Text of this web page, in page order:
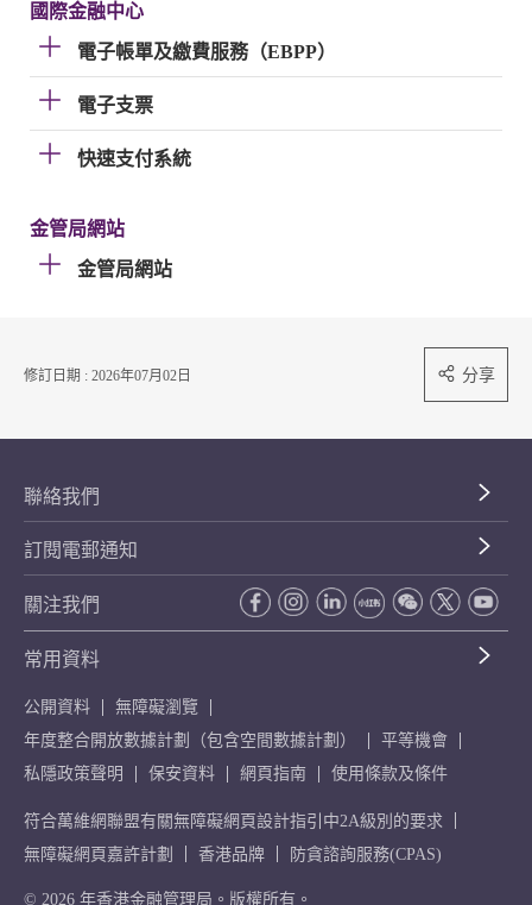
國際金融中心
電子帳單及繳費服務（EBPP）
電子支票
快速支付系統
金管局網站
金管局網站
修訂日期 : 2026年07月02日 分享
聯絡我們
訂閱電郵通知
關注我們
常用資料
公開資料
無障礙瀏覽
年度整合開放數據計劃（包含空間數據計劃）
平等機會
私隱政策聲明
保安資料 網頁指南 使用條款及條件
符合萬維網聯盟有關無障礙網頁設計指引中2A級別的要求
無障礙網頁嘉許計劃
香港品牌 防貪諮詢服務(CPAS)
© 2026 年香港金融管理局。版權所有。